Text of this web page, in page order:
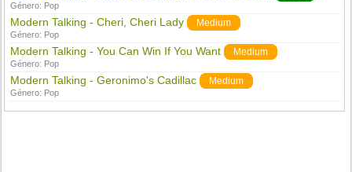
Género: Pop
Modern Talking - Cheri, Cheri Lady Medium
Género: Pop
Modern Talking - You Can Win If You Want Medium
Género: Pop
Modern Talking - Geronimo's Cadillac Medium
Género: Pop